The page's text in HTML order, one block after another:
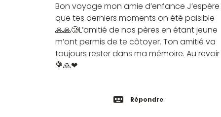
Bon voyage mon amie d’enfance J’espère
que tes derniers moments on été paisible
🙏🙏🥲L’amitié de nos pères en étant jeune
m’ont permis de te côtoyer. Ton amitié va
toujours rester dans ma mémoire. Au revoir
💐🙏❤
Répondre